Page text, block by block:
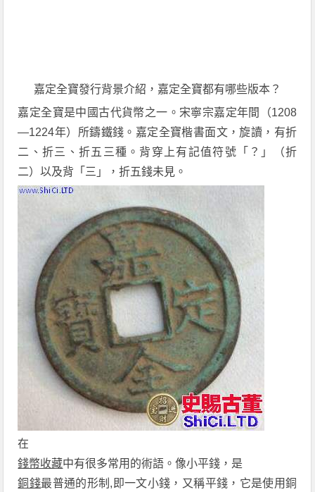
嘉定全寶發行背景介紹，嘉定全寶都有哪些版本？
嘉定全寶是中國古代貨幣之一。宋寧宗嘉定年間（1208
—1224年）所鑄鐵錢。嘉定全寶楷書面文，旋讀，有折
二、折三、折五三種。背穿上有記值符號「？」（折
二）以及背「三」，折五錢未見。
在
錢幣收藏中有很多常用的術語。像小平錢，是
銅錢最普通的形制,即一文小錢，又稱平錢，它是使用銅